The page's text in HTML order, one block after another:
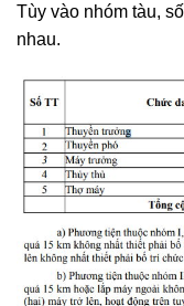
Tùy vào nhóm tàu,
nhau.